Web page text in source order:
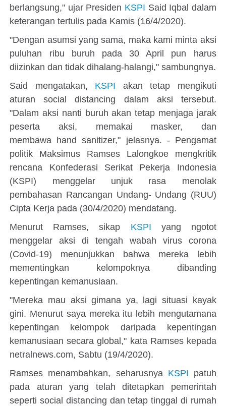
berlangsung," ujar Presiden KSPI Said Iqbal dalam
keterangan tertulis pada Kamis (16/4/2020).
"Dengan asumsi yang sama, maka kami minta aksi
puluhan ribu buruh pada 30 April pun harus
diizinkan dan tidak dihalang-halangi," sambungnya.
Said mengatakan, KSPI akan tetap mengikuti
aturan social distancing dalam aksi tersebut.
"Dalam aksi nanti buruh akan tetap menjaga jarak
peserta aksi, memakai masker, dan
membawa hand sanitizer," jelasnya. - Pengamat
politik Maksimus Ramses Lalongkoe mengkritik
rencana Konfederasi Serikat Pekerja Indonesia
(KSPI) menggelar unjuk rasa menolak
pembahasan Rancangan Undang- Undang (RUU)
Cipta Kerja pada (30/4/2020) mendatang.
Menurut Ramses, sikap KSPI yang ngotot
menggelar aksi di tengah wabah virus corona
(Covid-19) menunjukkan bahwa mereka lebih
mementingkan kelompoknya dibanding
kepentingan kemanusiaan.
"Mereka mau aksi gimana ya, lagi situasi kayak
gini. Menurut saya mereka itu lebih mengutamana
kepentingan kelompok daripada kepentingan
kemanusiaan secara global," kata Ramses kepada
netralnews.com, Sabtu (19/4/2020).
Ramses menambahkan, seharusnya KSPI patuh
pada aturan yang telah ditetapkan pemerintah
seperti social distancing dan tetap tinggal di rumah